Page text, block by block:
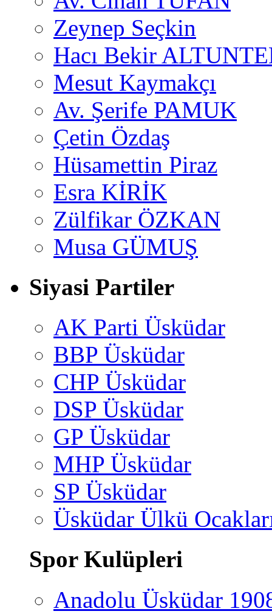
Zeynep Seçkin
Hacı Bekir
Mesut Kaymakçı
Av. Şerife PAMUK
Çetin Özdaş
Hüsamettin Piraz
Esra KİRİK
Zülfikar ÖZKAN
Musa GÜMUŞ
Siyasi Partiler
AK Parti Üsküdar
BBP Üsküdar
CHP Üsküdar
DSP Üsküdar
GP Üsküdar
MHP Üsküdar
SP Üsküdar
Üsküdar Ülkü
Spor Kulüpleri
Anadolu Üsküdar